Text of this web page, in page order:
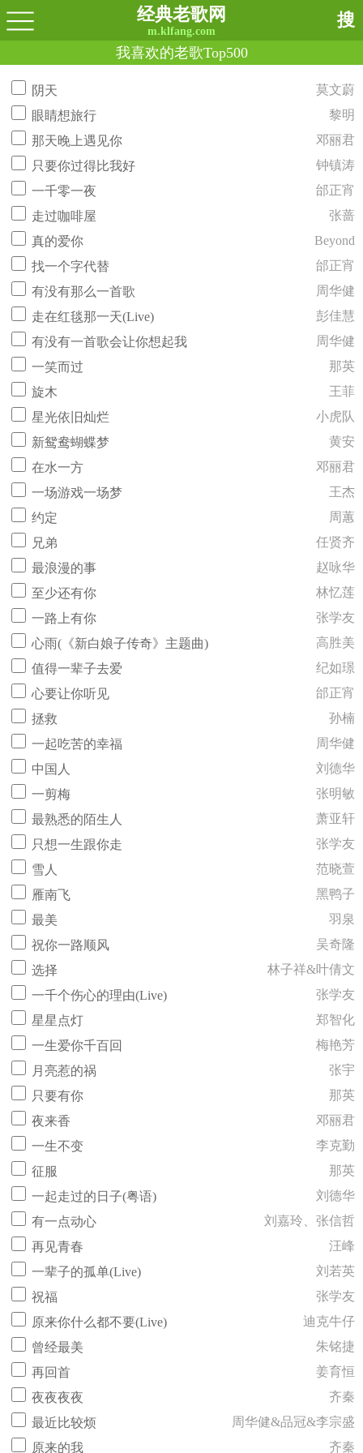
经典老歌网
m.klfang.com
搜
我喜欢的老歌Top500
阴天
莫文蔚
眼睛想旅行
黎明
那天晚上遇见你
邓丽君
只要你过得比我好
钟镇涛
一千零一夜
邰正宵
走过咖啡屋
张蔷
真的爱你
Beyond
找一个字代替
邰正宵
有没有那么一首歌
周华健
走在红毯那一天(Live)
彭佳慧
有没有一首歌会让你想起我
周华健
一笑而过
那英
旋木
王菲
星光依旧灿烂
小虎队
新鸳鸯蝴蝶梦
黄安
在水一方
邓丽君
一场游戏一场梦
王杰
约定
周蕙
兄弟
任贤齐
最浪漫的事
赵咏华
至少还有你
林忆莲
一路上有你
张学友
心雨(《新白娘子传奇》主题曲)
高胜美
值得一辈子去爱
纪如璟
心要让你听见
邰正宵
拯救
孙楠
一起吃苦的幸福
周华健
中国人
刘德华
一剪梅
张明敏
最熟悉的陌生人
萧亚轩
只想一生跟你走
张学友
雪人
范晓萱
雁南飞
黑鸭子
最美
羽泉
祝你一路顺风
吴奇隆
选择
林子祥&叶倩文
一千个伤心的理由(Live)
张学友
星星点灯
郑智化
一生爱你千百回
梅艳芳
月亮惹的祸
张宇
只要有你
那英
夜来香
邓丽君
一生不变
李克勤
征服
那英
一起走过的日子(粤语)
刘德华
有一点动心
刘嘉玲、张信哲
再见青春
汪峰
一辈子的孤单(Live)
刘若英
祝福
张学友
原来你什么都不要(Live)
迪克牛仔
曾经最美
朱铭捷
再回首
姜育恒
夜夜夜夜
齐秦
最近比较烦
周华健&品冠&李宗盛
原来的我
齐秦